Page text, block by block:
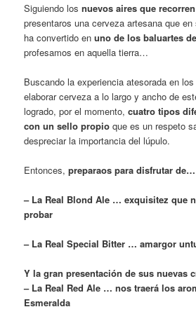
Siguiendo losnuevos aires que
presentaros una cerveza artesana que
ha convertido en uno de los baluartes
profesamos en aquella tierra…
Buscando la experiencia atesorada en
elaborar cerveza a lo largo y ancho de
logrado, por el momento,cuatro tipos
con un sello propio que es un respeto
despreciar la importancia del lúpulo.
Entonces,preparaos para disfrutar de…
– La Real Blond Ale … exquisitez que
probar
– La Real Special Bitter … amargor
Y la gran presentación de sus nuevas
– La Real Red Ale … nos traerá los
Esmeralda